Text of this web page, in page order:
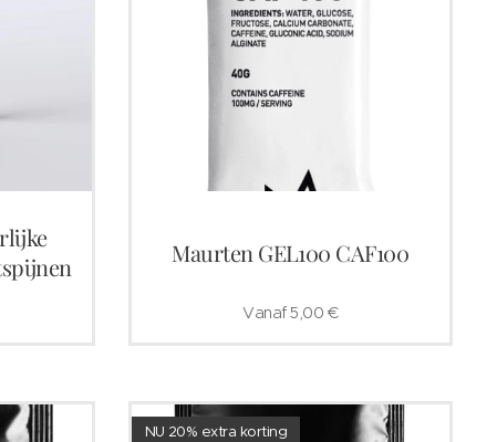
Maurten GEL100 CAF100
Vanaf5,00 €
NU 20% extra korting